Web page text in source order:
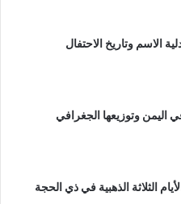
الاسم وتاريخ الاحتفال
اليمن وتوزيعها الجغرافي
الثلاثة الذهبية في ذي الحجة